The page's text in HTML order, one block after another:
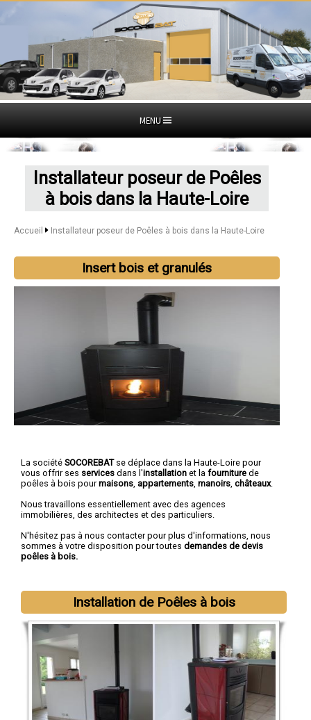
MENU
Installateur poseur de Poêles
à bois dans la Haute-Loire
Accueil Installateur poseur de Poêles à bois dans la Haute-Loire
Insert bois et granulés
La société SOCOREBATse déplace dans la Haute-Loire pour
vous offrir ses services dans l'installation et la fourniture de
poêles à bois pourmaisons appartements manoirs châteaux.
Nous travaillons essentiellement avec des agences
immobilières, des architectes et des particuliers.
N'hésitez pas à nous contacter pour plus d'informations, nous
sommes à votre disposition pour toutes demandes de devis
poêles à bois.
Installation de Poêles à bois